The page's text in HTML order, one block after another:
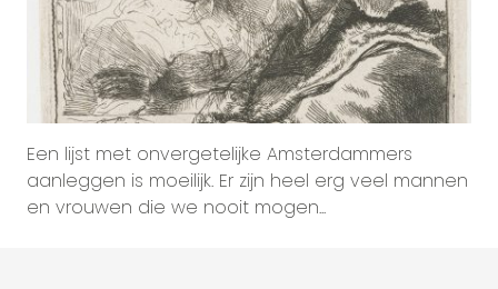
Een lijst met onvergetelijke Amsterdammers
aanleggen is moeilijk. Er zijn heel erg veel mannen
en vrouwen die we nooit mogen...